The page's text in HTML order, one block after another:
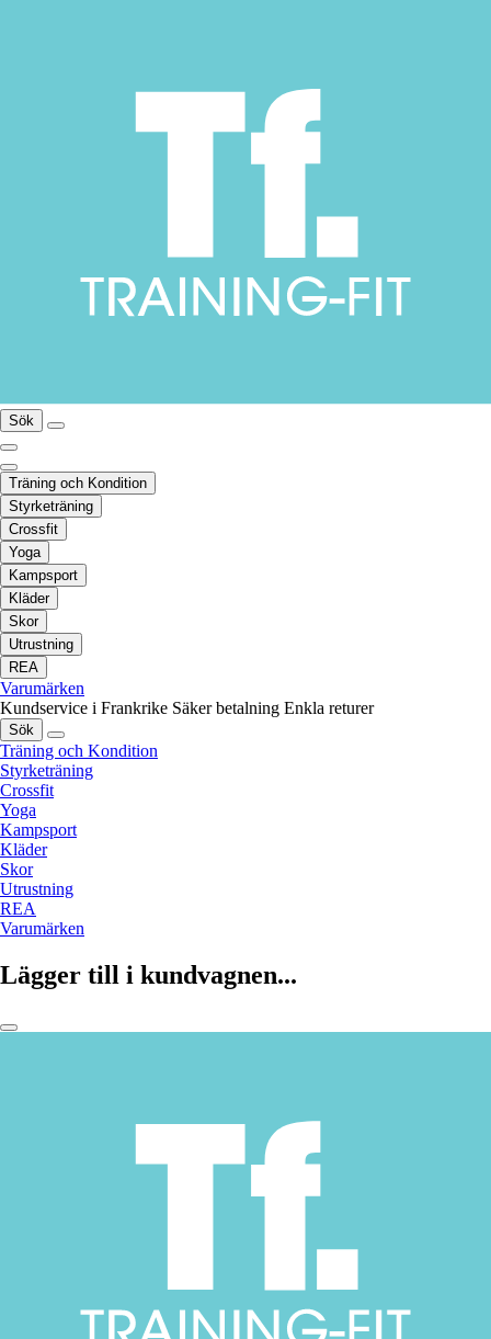
Sök
Träning och Kondition
Styrketräning
Crossfit
Yoga
Kampsport
Kläder
Skor
Utrustning
REA
Varumärken
Kundservice i Frankrike Säker betalning Enkla returer
Sök
Träning och Kondition
Styrketräning
Crossfit
Yoga
Kampsport
Kläder
Skor
Utrustning
REA
Varumärken
Lägger till i kundvagnen...